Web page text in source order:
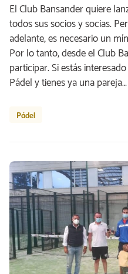
El Club Bansander quiere
todos sus socios y socias.
adelante, es necesario un
Por lo tanto, desde el Club
participar. Si estás
Pádel y tienes ya una pareja…
Pádel